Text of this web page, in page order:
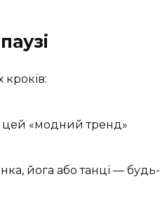
цей «модний тренд»
йога або танці — будь-